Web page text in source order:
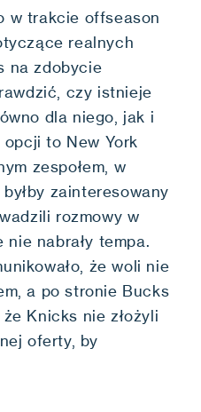
w trakcie offseason
realnych
na zdobycie
czy istnieje
dla niego, jak i
to New York
zespołem, w
zainteresowany
rozmowy w
nabrały tempa.
że woli nie
a po stronie Bucks
Knicks nie złożyli
oferty, by